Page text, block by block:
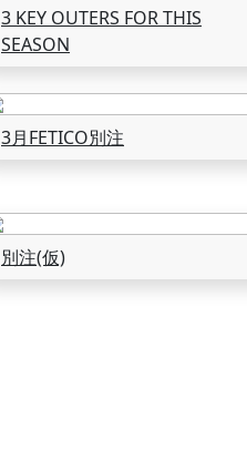
3 KEY OUTERS FOR THIS
SEASON
3月FETICO別注
別注(仮)